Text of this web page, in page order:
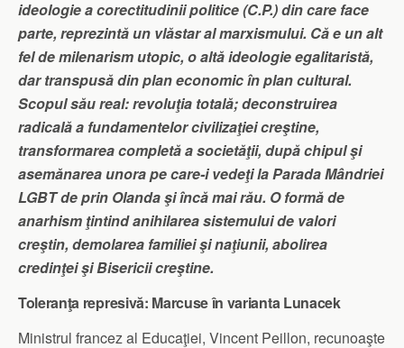
ideologie a corectitudinii politice (C.P.) din care face
parte, reprezintă un vlăstar al marxismului. Că e un alt
fel de milenarism utopic, o altă ideologie egalitaristă,
dar transpusă din plan economic în plan cultural.
Scopul său real: revoluţia totală; deconstruirea
radicală a fundamentelor civilizaţiei creştine,
transformarea completă a societăţii, după chipul şi
asemănarea unora pe care-i vedeţi la Parada Mândriei
LGBT de prin Olanda şi încă mai rău. O formă de
anarhism ţintind anihilarea sistemului de valori
creştin, demolarea familiei şi naţiunii, abolirea
credinţei şi Bisericii creştine.
Toleranţa represivă: Marcuse în varianta Lunacek
Ministrul francez al Educaţiei, Vincent Peillon, recunoaşte